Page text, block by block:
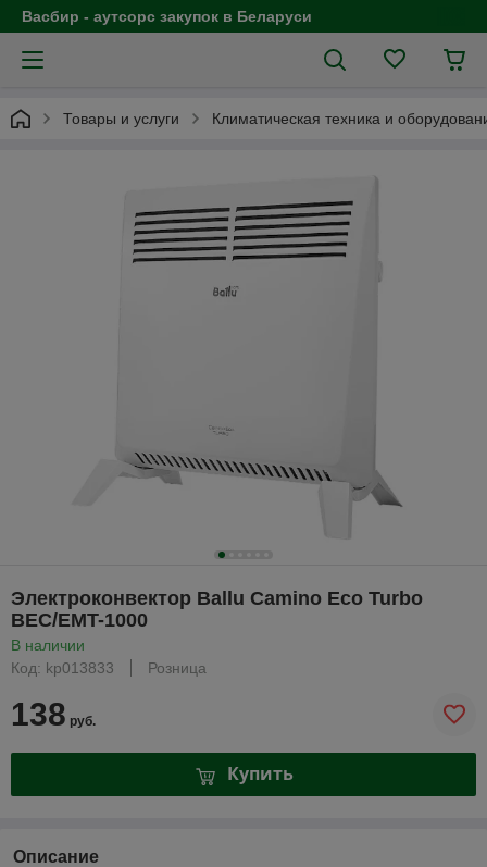
Васбир - аутсорс закупок в Беларуси
Товары и услуги Климатическая техника и
Электроконвектор Ballu Camino Eco Turbo
BEC/EMT-1000
В наличии
Код: kp013833
Розница
138 руб.
Купить
Описание